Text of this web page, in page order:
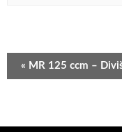
Navigace
pro
« MR 125 ccm –